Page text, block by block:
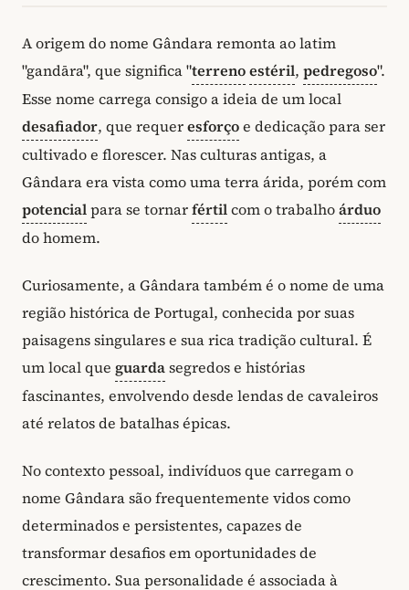
A origem do nome Gândara remonta ao latim
"gandāra", que significa "terrenoestéril, pedregoso".
Esse nome carrega consigo a ideia de um local
desafiador, que requeresforçoe dedicação para ser
cultivado e florescer. Nas culturas antigas, a
Gândara era vista como uma terra árida, porém com
potencialpara se tornarfértilcom o trabalhoárduo
do homem.
Curiosamente, a Gândara também é o nome de uma
região histórica de Portugal, conhecida por suas
paisagens singulares e sua rica tradição cultural. É
um local que guardasegredos e histórias
fascinantes, envolvendo desde lendas de cavaleiros
até relatos de batalhas épicas.
No contexto pessoal, indivíduos que carregam o
nome Gândara são frequentemente vidos como
determinados e persistentes, capazes de
transformar desafios em oportunidades de
crescimento. Sua personalidade é associada à